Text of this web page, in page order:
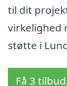
til dit
virkelighed
støtte i
Få 3